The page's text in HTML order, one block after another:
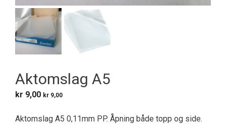
Aktomslag A5
kr 9,00 kr 9,00
Aktomslag A5 0,11mm PP. Åpning både topp og side.